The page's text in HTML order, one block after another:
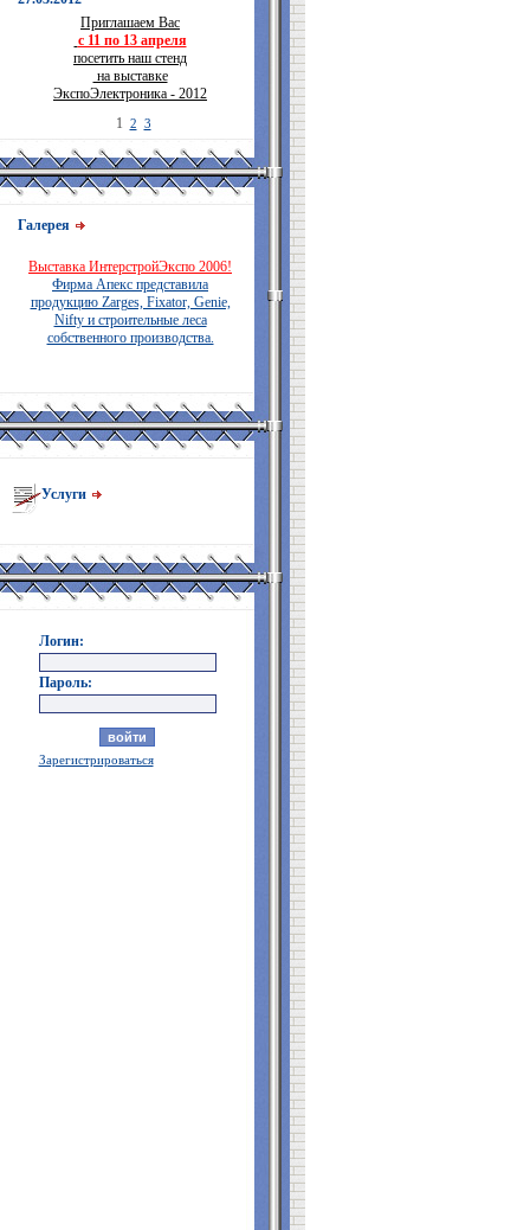
Приглашаем Вас
с 11 по 13 апреля
посетить наш стенд
на выставке
ЭкспоЭлектроника - 2012
1 2 3
Галерея
Выставка ИнтерстройЭкспо 2006!
Фирма Апекс представила
продукцию Zarges, Fixator, Genie,
Nifty и строительные леса
собственного производства.
Услуги
Логин:
Пароль:
Зарегистрироваться